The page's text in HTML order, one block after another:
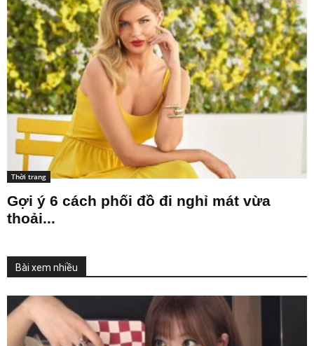
Thời trang
Gợi ý 6 cách phối đồ đi nghỉ mát vừa
thoải...
Bài xem nhiều